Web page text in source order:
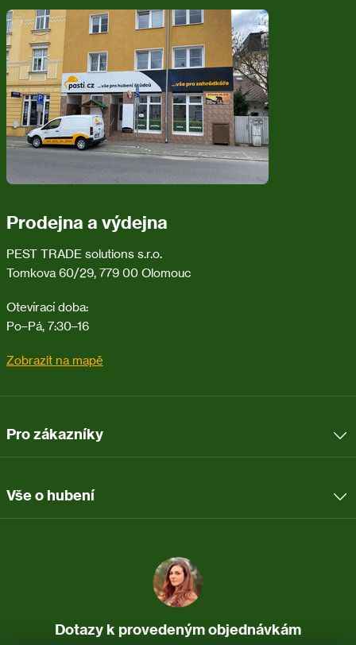
p
a
Prodejna a výdejna
PEST TRADE solutions s.r.o.
Tomkova 60/29, 779 00 Olomouc
Otevírací doba:
Po–Pá, 7:30–16
Zobrazit na mapě
Pro zákazníky
Vše o hubení
Dotazy k provedeným objednávkám